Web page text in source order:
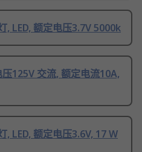
LED, 额定电压3.7V 5000k
125V 交流, 额定电流10A,
LED, 额定电压3.6V, 17 W